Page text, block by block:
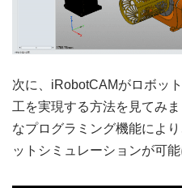
次に、iRobotCAMがロボッ
工を実現する方法を見てみ
なプログラミング機能によ
ットシミュレーションが可能